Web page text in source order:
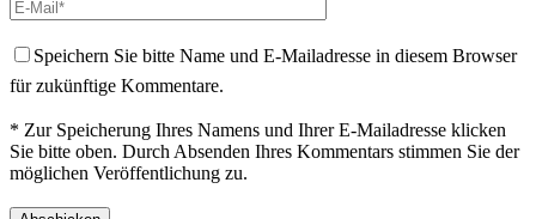
Speichern Sie bitte Name und E-Mailadresse in diesem Browser
für zukünftige Kommentare.
* Zur Speicherung Ihres Namens und Ihrer E-Mailadresse klicken
Sie bitte oben. Durch Absenden Ihres Kommentars stimmen Sie der
möglichen Veröffentlichung zu.